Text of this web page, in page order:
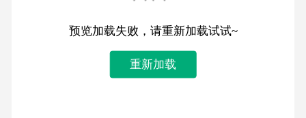
预览加载失败，请重新加载试试~
重新加载